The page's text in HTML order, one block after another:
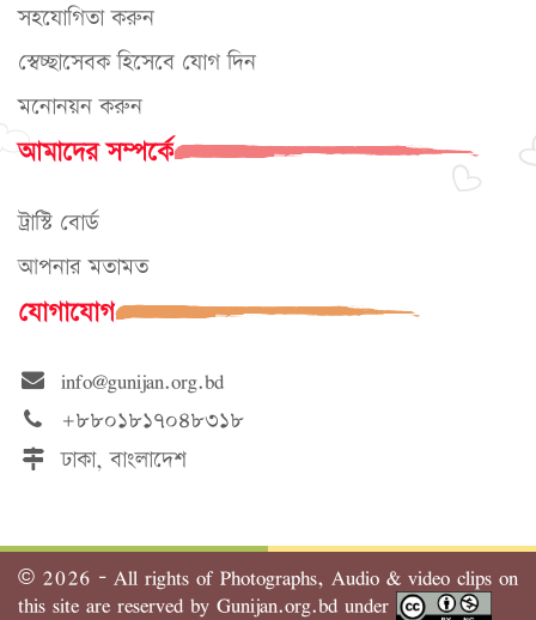
সহযোগিতা করুন
স্বেচ্ছাসেবক হিসেবে যোগ দিন
মনোনয়ন করুন
আমাদের সম্পর্কে
ট্রাস্টি বোর্ড
আপনার মতামত
যোগাযোগ
info@gunijan.org.bd
+৮৮০১৮১৭০৪৮৩১৮
ঢাকা, বাংলাদেশ
© 2026 - All rights of Photographs, Audio & video clips on
this site are reserved by Gunijan.org.bd under